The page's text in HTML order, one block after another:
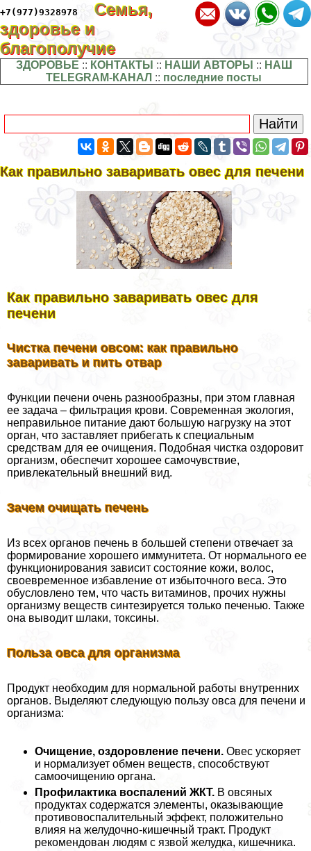
+7(977)9328978
Семья,
здоровье и
благополучие
ЗДОРОВЬЕ :: КОНТАКТЫ :: НАШИ АВТОРЫ :: НАШ
TELEGRAM-КАНАЛ :: последние посты
Как правильно заваривать овес для печени
Как правильно заваривать овес для
печени
Чистка печени овсом: как правильно
заваривать и пить отвар
Функции печени очень разнообразны, при этом главная
ее задача – фильтрация крови. Современная экология,
неправильное питание дают большую нагрузку на этот
орган, что заставляет прибегать к специальным
средствам для ее очищения. Подобная чистка оздоровит
организм, обеспечит хорошее самочувствие,
привлекательный внешний вид.
Зачем очищать печень
Из всех органов печень в большей степени отвечает за
формирование хорошего иммунитета. От нормального ее
функционирования зависит состояние кожи, волос,
своевременное избавление от избыточного веса. Это
обусловлено тем, что часть витаминов, прочих нужны
организму веществ синтезируется только печенью. Также
она выводит шлаки, токсины.
Польза овса для организма
Продукт необходим для нормальной работы внутренних
органов. Выделяют следующую пользу овса для печени и
организма:
Очищение, оздоровление печени. Овес ускоряет
и нормализует обмен веществ, способствуют
самоочищению органа.
Профилактика воспалений ЖКТ. В овсяных
продуктах содержатся элементы, оказывающие
противовоспалительный эффект, положительно
влияя на желудочно-кишечный тpaкт. Продукт
рекомендован людям с язвой желудка, кишечника.